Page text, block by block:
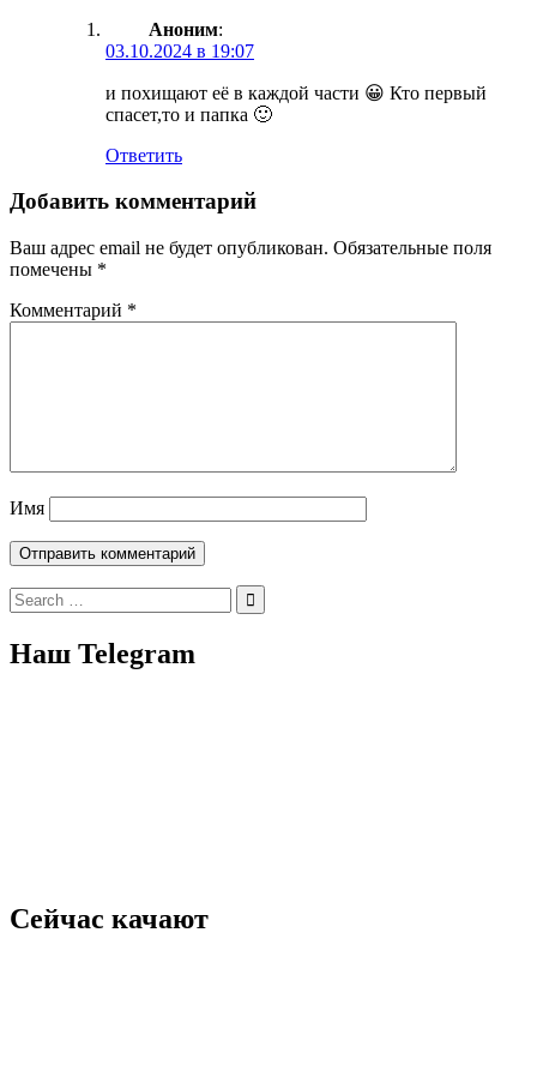
Аноним:
03.10.2024 в 19:07
и похищают её в каждой части 😀 Кто первый
спасет,то и папка 🙂
Ответить
Добавить комментарий
Ваш адрес email не будет опубликован. Обязательные поля
помечены *
Комментарий *
Имя
Search
for:
Наш Telegram
Сейчас качают